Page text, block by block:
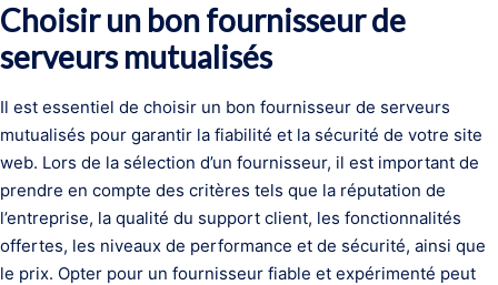
Choisir un bon fournisseur de
serveurs mutualisés
Il est essentiel de choisir un bon fournisseur de serveurs
mutualisés pour garantir la fiabilité et la sécurité de votre site
web. Lors de la sélection d’un fournisseur, il est important de
prendre en compte des critères tels que la réputation de
l’entreprise, la qualité du support client, les fonctionnalités
offertes, les niveaux de performance et de sécurité, ainsi que
le prix. Opter pour un fournisseur fiable et expérimenté peut